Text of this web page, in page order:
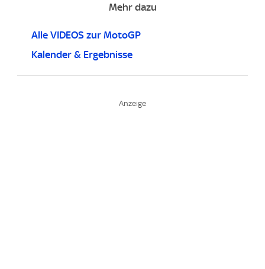
Mehr dazu
Alle VIDEOS zur MotoGP
Kalender & Ergebnisse